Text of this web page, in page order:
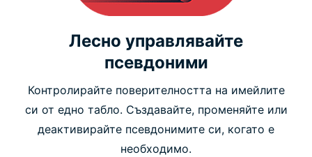
Лесно управлявайте
псевдоними
Контролирайте поверителността на имейлите
си от едно табло. Създавайте, променяйте или
деактивирайте псевдонимите си, когато е
необходимо.